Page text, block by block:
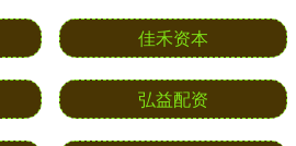
佳禾资本
弘益配资